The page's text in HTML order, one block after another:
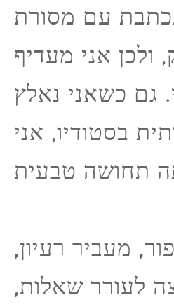
עם מסורת
ולכן אני מעדיף
כשאני נאלץ
בסטודיו, אני
מעביר רעיון,
לעורר שאלות,